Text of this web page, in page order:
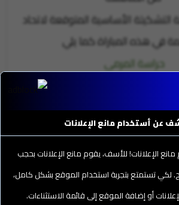
الأساسية المتوقعة لاتحاد
حراسة المرمى
خط الدفاع
رضوان شريفي، كودري حمزة، أنيس
خمايسية
خط الوسط
زكريا بن شاعة، محمد رضا بومشرة
عن أستخدام مانع الإعلانات
الإعلانات! للأسف، يقوم مانع الإعلانات بحجب
لكي تستمتع بتجربة استخدام الموقع بشكل كامل،
أو إضافة الموقع إلى قائمة الاستثناءات.